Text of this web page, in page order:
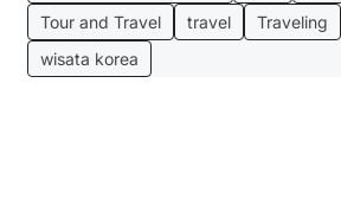
Tour and Travel
travel Traveling
wisata korea